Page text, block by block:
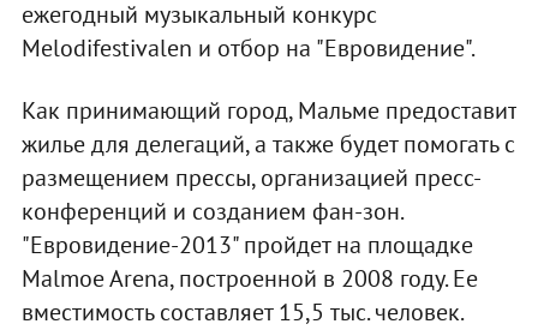
ежегодный музыкальный конкурс
Melodifestivalen и отбор на "Евровидение".
Как принимающий город, Мальме предоставит
жилье для делегаций, а также будет помогать с
размещением прессы, организацией пресс-
конференций и созданием фан-зон.
"Евровидение-2013" пройдет на площадке
Malmoe Arena, построенной в 2008 году. Ее
вместимость составляет 15,5 тыс. человек.